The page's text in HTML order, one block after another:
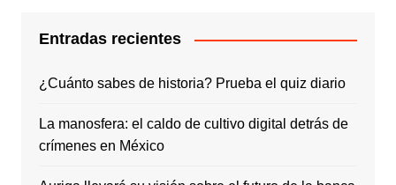
Entradas recientes
¿Cuánto sabes de historia? Prueba el quiz diario
La manosfera: el caldo de cultivo digital detrás de
crímenes en México